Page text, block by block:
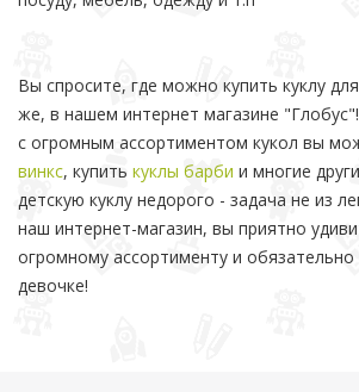
Вы спросите, где можно купить куклу
же, в нашем интернет магазине
с огромным ассортиментом кукол вы
винкс, купить куклы барби и многие
детскую куклу недорого - задача не из
наш интернет-магазин, вы приятно
огромному ассортименту и
девочке!